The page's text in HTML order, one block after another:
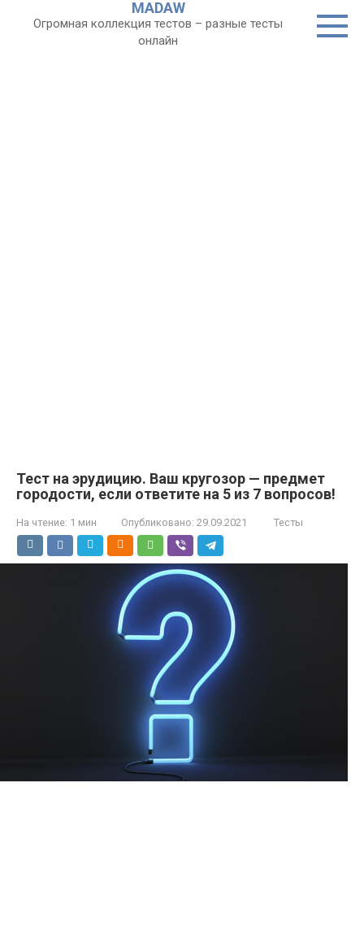
MADAW
Огромная коллекция тестов – разные тесты
онлайн
Тест на эрудицию. Ваш кругозор — предмет
городости, если ответите на 5 из 7 вопросов!
На чтение: 1 мин Опубликовано: 29.09.2021 Тесты